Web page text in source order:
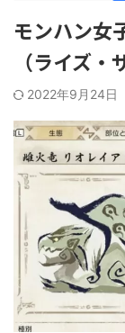
モンハン女
（ライズ・
2022年9月24日